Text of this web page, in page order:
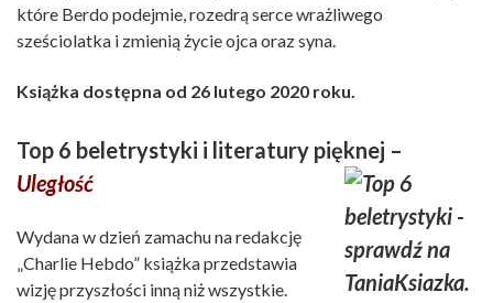
które Berdo podejmie, rozedrą serce wrażliwego
sześciolatka i zmienią życie ojca oraz syna.
Książka dostępna od 26 lutego 2020 roku.
Top 6 beletrystyki i literatury pięknej –
Uległość
Wydana w dzień zamachu na redakcję
„Charlie Hebdo” książka przedstawia
wizję przyszłości inną niż wszystkie.